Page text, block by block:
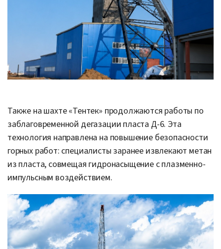
Также на шахте «Тентек» продолжаются работы по
заблаговременной дегазации пласта Д-6. Эта
технология направлена на повышение безопасности
горных работ: специалисты заранее извлекают метан
из пласта, совмещая гидронасыщение с плазменно-
импульсным воздействием.